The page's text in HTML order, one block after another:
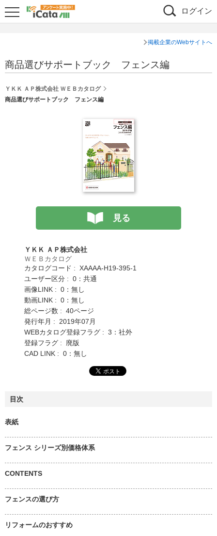
ログイン
掲載企業のWebサイトへ
商品選びサポートブック フェンス編
ＹＫＫ ＡＰ株式会社 ＷＥＢカタログ
商品選びサポートブック フェンス編
見る
ＹＫＫ ＡＰ株式会社
ＷＥＢカタログ
カタログコード : XAAAA-H19-395-1
ユーザー区分 : 0：共通
画像LINK : 0：無し
動画LINK : 0：無し
総ページ数 : 40ページ
発行年月 : 2019年07月
WEBカタログ登録フラグ : 3：社外
登録フラグ : 廃版
CAD LINK : 0：無し
目次
表紙
フェンス シリーズ別価格体系
CONTENTS
フェンスの選び方
リフォームのおすすめ